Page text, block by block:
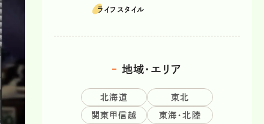
る愛車遍歴
ライフスタイル
地域・エリア
北海道 東北
関東甲信越 東海・北陸